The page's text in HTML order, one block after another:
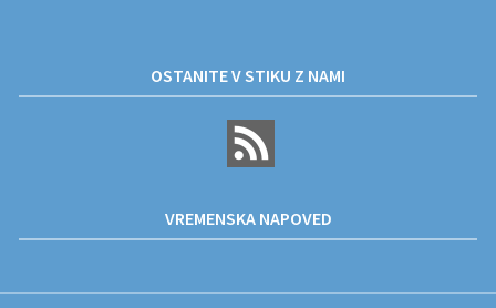
OSTANITE V STIKU Z NAMI
VREMENSKA NAPOVED